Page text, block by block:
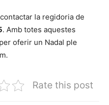
la regidoria de
. Amb totes aquestes
oferir un Nadal ple
Rate this post